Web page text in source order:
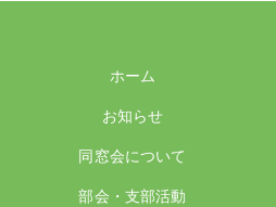
ホーム
お知らせ
同窓会について
部会・支部活動